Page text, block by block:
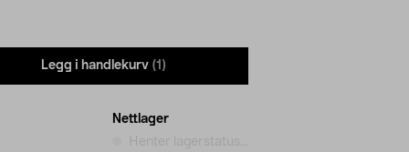
Legg i handlekurv (1)
Nettlager
Henter lagerstatus...